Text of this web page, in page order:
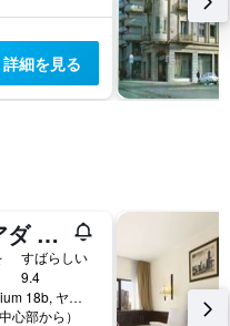
詳細を見る
プレイアダ ブティック ホテル アンド スパ
すばらしい
9.4
Soseaua Bucium 18b, ヤシ, ルーマニア
心部から）